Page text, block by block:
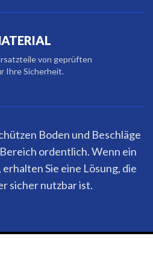
von geprüften
Ihre Sicherheit.
Boden und Beschläge
ordentlich. Wenn ein
Sie eine Lösung, die
sicher nutzbar ist.